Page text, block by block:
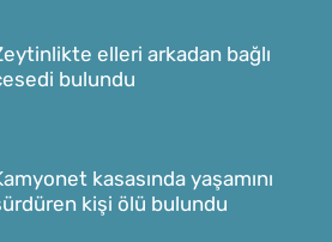
elleri arkadan bağlı
bulundu
kasasında yaşamını
kişi ölü bulundu